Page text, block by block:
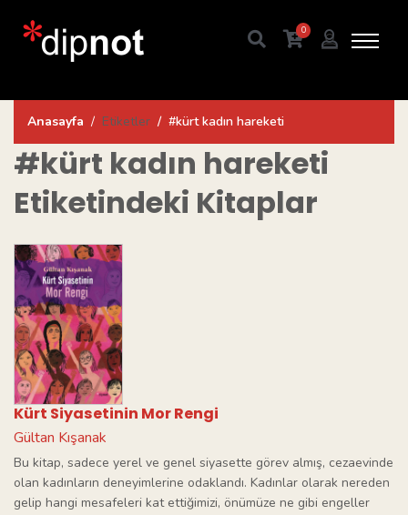
0
Anasayfa Etiketler #kürt kadın hareketi
#kürt kadın hareketi
Etiketindeki Kitaplar
Kürt Siyasetinin Mor Rengi
Gültan Kışanak
Bu kitap, sadece yerel ve genel siyasette görev almış, cezaevinde
olan kadınların deneyimlerine odaklandı. Kadınlar olarak nereden
gelip hangi mesafeleri kat ettiğimizi, önümüze ne gibi engeller